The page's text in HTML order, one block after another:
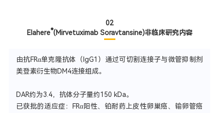
02
Elahere®(Mirvetuximab Soravtansine)非临床研究内容
由抗FRα单克隆抗体（IgG1）通过可切割连接子与微管抑制剂
美登素衍生物DM4连接组成。
DAR约为3.4，抗体分子量约150 kDa。
已获批的适应症：FRα阳性、铂耐药上皮性卵巢癌、输卵管癌